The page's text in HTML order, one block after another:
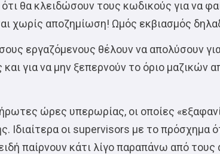
θα κλειδώσουν τους κωδικούς για να
χωρίς αποζημίωση! Ωμός εκβιασμός
εργαζόμενους θέλουν να απολύσουν
για να μην ξεπερνούν το όριο μαζικών
ώρες υπερωρίας, οι οποίες
οι supervisors με το πρόσχημα
παίρνουν κάτι λίγο παραπάνω από τους